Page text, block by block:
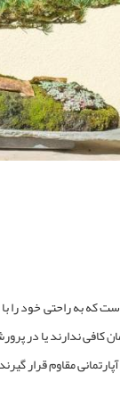
که به راحتی خود را
کافی ندارند یا
مقاوم قرار